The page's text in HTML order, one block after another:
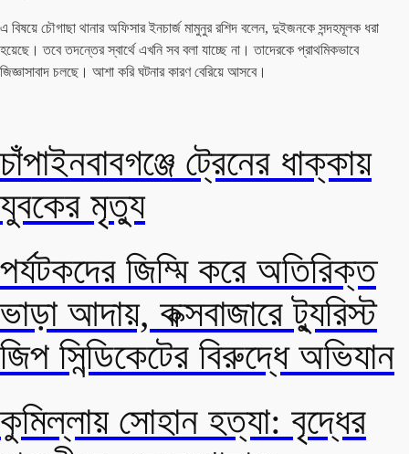
এ বিষয়ে চৌগাছা থানার অফিসার ইনচার্জ মামুনুর রশিদ বলেন, দুইজনকে সন্দহমূলক ধরা
হয়েছে। তবে তদন্তের স্বার্থে এখনি সব বলা যাচ্ছে না। তাদেরকে প্রাথমিকভাবে
জিজ্ঞাসাবাদ চলছে। আশা করি ঘটনার কারণ বেরিয়ে আসবে।
চাঁপাইনবাবগঞ্জে ট্রেনের ধাক্কায়
যুবকের মৃত্যু
পর্যটকদের জিম্মি করে অতিরিক্ত
ভাড়া আদায়, কক্সবাজারে ট্যুরিস্ট
জিপ সিন্ডিকেটের বিরুদ্ধে অভিযান
কুমিল্লায় সোহান হত্যা: বৃদ্ধের